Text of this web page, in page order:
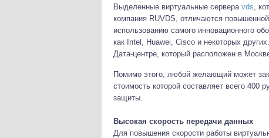
Выделенные виртуальные сервера vds,
компания RUVDS, отличаются
использованию самого инновационного
как Intel, Huawei, Cisco и некоторых
Дата-центре, который расположен в
Помимо этого, любой желающий может
стоимость которой составляет всего 400
защиты.
Высокая скорость передачи данных
Для повышения скорости работы